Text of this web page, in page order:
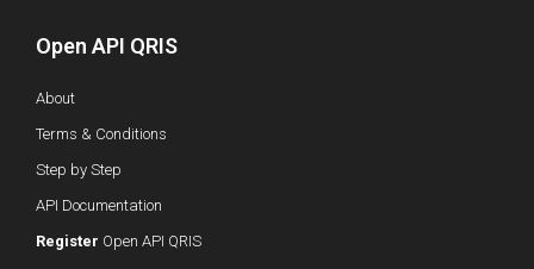
Open API QRIS
About
Terms & Conditions
Step by Step
API Documentation
Register Open API QRIS